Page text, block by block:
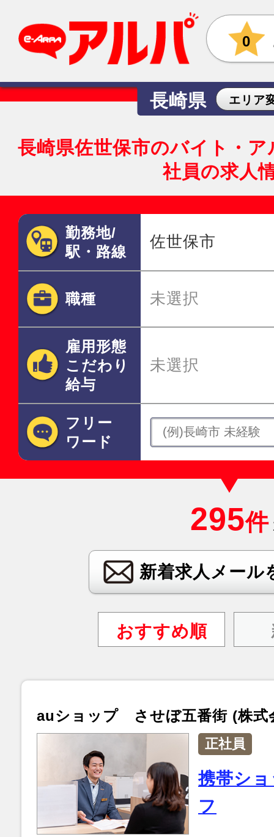
0
長崎県 エリア
長崎県佐世保市のバイト・
社員の求人
勤務地/
駅・路線
佐世保市
職種 未選択
雇用形態
こだわり
給与
未選択
フリー
ワード
295件
新着求人メール
おすすめ順
auショップ させぼ五番街 (株式
正社員
携帯シ
フ